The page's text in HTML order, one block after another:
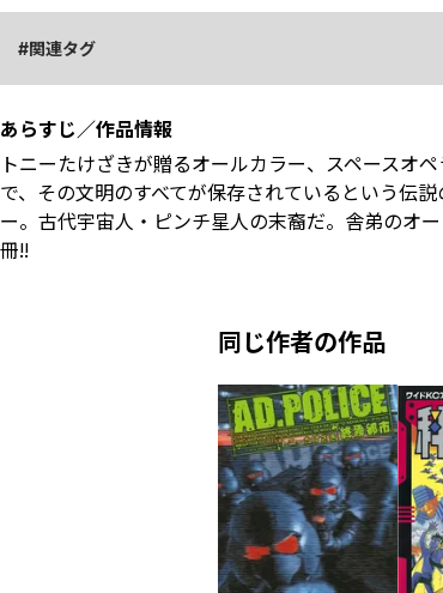
関連タグ
あらすじ／作品情報
トニーたけざきが贈るオールカラー、スペースオ
で、その文明のすべてが保存されているという
ー。古代宇宙人・ピンチ星人の末裔だ。舎弟のオ
冊!!
同じ作者の作品